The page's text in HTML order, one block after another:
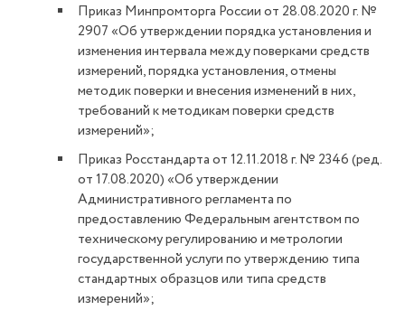
Приказ Минпромторга России от 28.08.2020 г. №
2907 «Об утверждении порядка установления и
изменения интервала между поверками средств
измерений, порядка установления, отмены
методик поверки и внесения изменений в них,
требований к методикам поверки средств
измерений»;
Приказ Росстандарта от 12.11.2018 г. № 2346 (ред.
от 17.08.2020) «Об утверждении
Административного регламента по
предоставлению Федеральным агентством по
техническому регулированию и метрологии
государственной услуги по утверждению типа
стандартных образцов или типа средств
измерений»;